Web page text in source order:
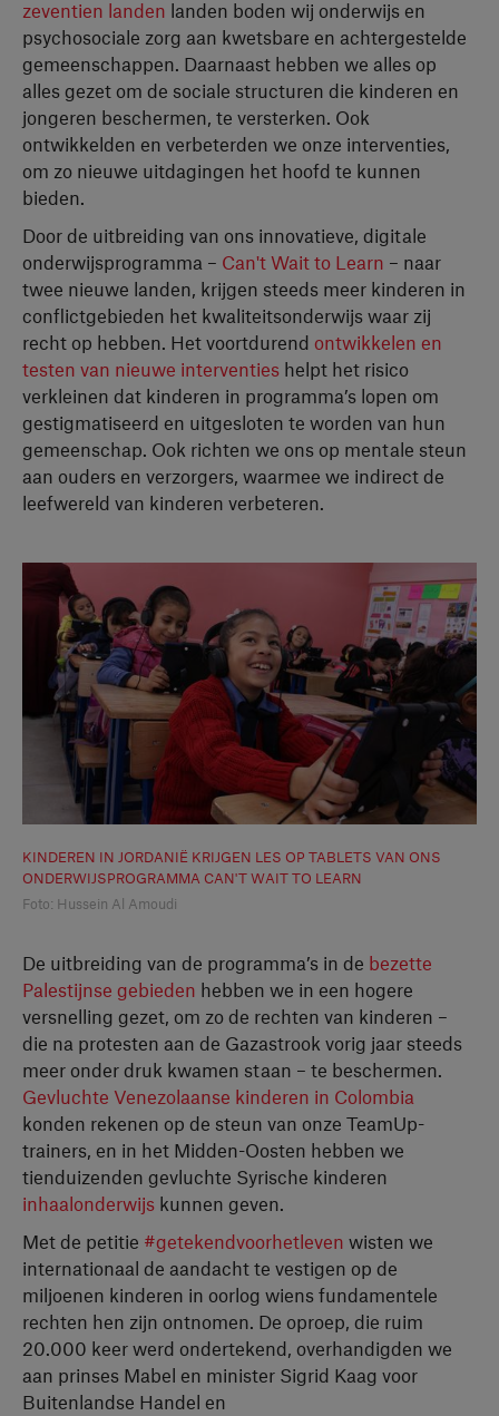
zeventien landen landen boden wij onderwijs en
psychosociale zorg aan kwetsbare en achtergestelde
gemeenschappen. Daarnaast hebben we alles op
alles gezet om de sociale structuren die kinderen en
jongeren beschermen, te versterken. Ook
ontwikkelden en verbeterden we onze interventies,
om zo nieuwe uitdagingen het hoofd te kunnen
bieden.
Door de uitbreiding van ons innovatieve, digitale
onderwijsprogramma – Can't Wait to Learn – naar
twee nieuwe landen, krijgen steeds meer kinderen in
conflictgebieden het kwaliteitsonderwijs waar zij
recht op hebben. Het voortdurend ontwikkelen en
testen van nieuwe interventies helpt het risico
verkleinen dat kinderen in programma’s lopen om
gestigmatiseerd en uitgesloten te worden van hun
gemeenschap. Ook richten we ons op mentale steun
aan ouders en verzorgers, waarmee we indirect de
leefwereld van kinderen verbeteren.
KINDEREN IN JORDANIË KRIJGEN LES OP TABLETS VAN ONS
ONDERWIJSPROGRAMMA CAN'T WAIT TO LEARN
Foto: Hussein Al Amoudi
De uitbreiding van de programma’s in de bezette
Palestijnse gebieden hebben we in een hogere
versnelling gezet, om zo de rechten van kinderen –
die na protesten aan de Gazastrook vorig jaar steeds
meer onder druk kwamen staan – te beschermen.
Gevluchte Venezolaanse kinderen in Colombia
konden rekenen op de steun van onze TeamUp-
trainers, en in het Midden-Oosten hebben we
tienduizenden gevluchte Syrische kinderen
inhaalonderwijs kunnen geven.
Met de petitie #getekendvoorhetleven wisten we
internationaal de aandacht te vestigen op de
miljoenen kinderen in oorlog wiens fundamentele
rechten hen zijn ontnomen. De oproep, die ruim
20.000 keer werd ondertekend, overhandigden we
aan prinses Mabel en minister Sigrid Kaag voor
Buitenlandse Handel en